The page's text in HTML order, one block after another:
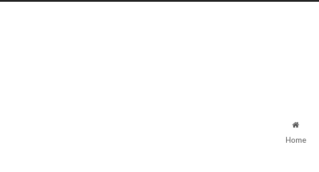
Home